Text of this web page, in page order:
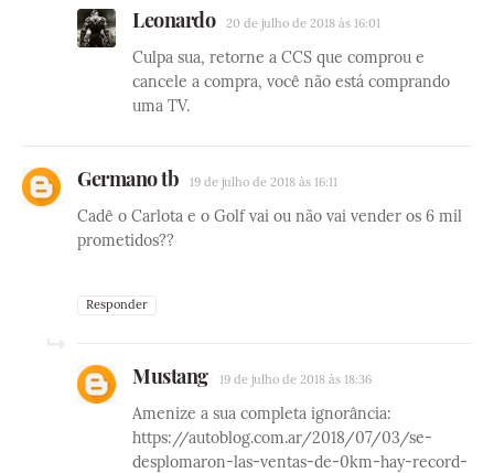
Leonardo 20 de julho de 2018 às 16:01
Culpa sua, retorne a CCS que comprou e
cancele a compra, você não está comprando
uma TV.
Germano tb 19 de julho de 2018 às 16:11
Cadê o Carlota e o Golf vai ou não vai vender os 6 mil
prometidos??
Responder
Mustang 19 de julho de 2018 às 18:36
Amenize a sua completa ignorância:
https://autoblog.com.ar/2018/07/03/se-
desplomaron-las-ventas-de-0km-hay-record-